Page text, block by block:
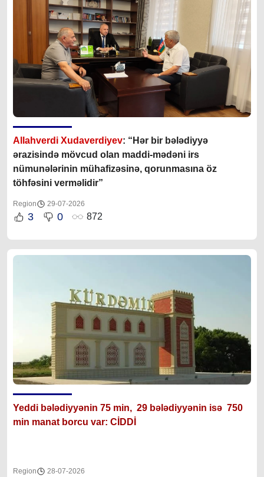
Allahverdi Xudaverdiyev: “Hər bir bələdiyyə
ərazisində mövcud olan maddi-mədəni irs
nümunələrinin mühafizəsinə, qorunmasına öz
töhfəsini verməlidir”
Region 29-07-2026
3 0 872
Yeddi bələdiyyənin 75 min, 29 bələdiyyənin isə 750
min manat borcu var: CİDDİ
Region 28-07-2026